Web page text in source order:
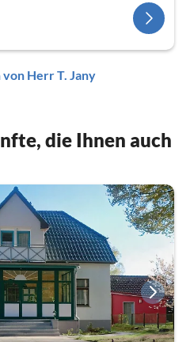
Herr T. Jany
die Ihnen auch